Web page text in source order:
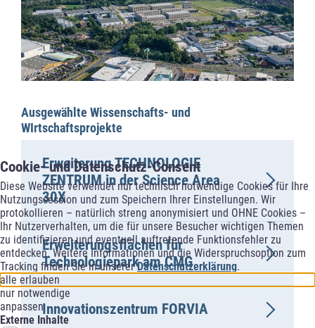
Cookie- und Datenschutz-Consent
Diese Website verwendet nur technisch notwendige Cookies für Ihre
Nutzungssession und zum Speichern Ihrer Einstellungen. Wir
protokollieren – natürlich streng anonymisiert und OHNE Cookies –
Ihr Nutzerverhalten, um die für unsere Besucher wichtigen Themen
zu identifizieren und eventuell auftretende Funktionsfehler zu
entdecken. Weitere Informationen und die Widerspruchsoption zum
Tracking finden Sie in unsererDatenschutzerklärung.
alle erlauben
nur notwendige
anpassen
Externe Inhalte
Ausgewählte Wissenschafts- und
WIrtschaftsprojekte
Erweiterung TECHNOLOGIE
ZENTRUM in der Science Area
30X
Erweiterungsflächen für
Technologiepark am CMG
Innovationszentrum FORVIA